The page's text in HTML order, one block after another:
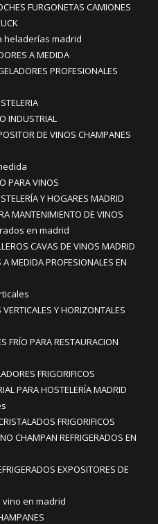
FURGONETAS CAMIONES
heladerías madrid
A MEDIDA
PROFESIONALES
INDUSTRIAL
DE VINOS CHAMPANES
PARA VINOS
Y HOGARES MADRID
MANTENIMIENTO DE VINOS
en madrid
CAVAS DE VINOS MADRID
MEDIDA PROFESIONALES EN
Y HORIZONTALES
FRÍO PARA RESTAURACION
FRIGORIFICOS
PARA HOSTELERÍA MADRID
FRIGORIFICOS
CHAMPAN REFRIGERADOS EN
EXPOSITORES DE
en madrid